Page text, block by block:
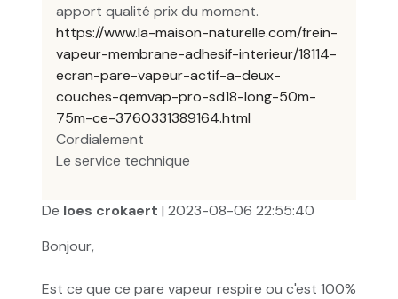
apport qualité prix du moment.
https://www.la-maison-naturelle.com/frein-
vapeur-membrane-adhesif-interieur/18114-
ecran-pare-vapeur-actif-a-deux-
couches-qemvap-pro-sd18-long-50m-
75m-ce-3760331389164.html
Cordialement
Le service technique
De loes crokaert | 2023-08-06 22:55:40
Bonjour,
Est ce que ce pare vapeur respire ou c'est 100%